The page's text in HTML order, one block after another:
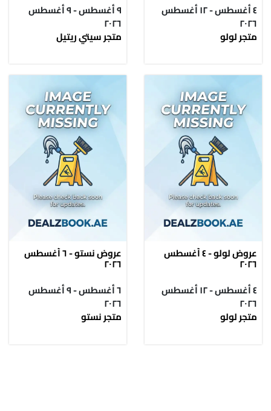
٤ أغسطس - ١٢ أغسطس
٢٠٢٦
متجر لولو
٩ أغسطس - ٩ أغسطس
٢٠٢٦
متجر سيتي ريتيل
عروض لولو - ٤ أغسطس
٢٠٢٦
٤ أغسطس - ١٢ أغسطس
٢٠٢٦
متجر لولو
عروض نستو - ٦ أغسطس
٢٠٢٦
٦ أغسطس - ٩ أغسطس
٢٠٢٦
متجر نستو